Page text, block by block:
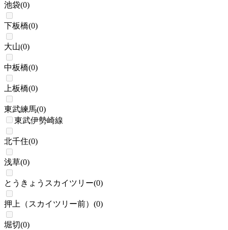
池袋(0)
下板橋(0)
大山(0)
中板橋(0)
上板橋(0)
東武練馬(0)
東武伊勢崎線
北千住(0)
浅草(0)
とうきょうスカイツリー(0)
押上（スカイツリー前） (0)
堀切(0)